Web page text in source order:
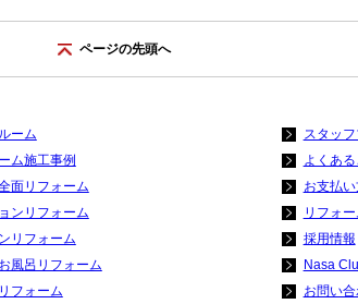
ページの先頭へ
ーム
ム施工事例
面リフォーム
ンリフォーム
リフォーム
風呂リフォーム
フォーム
スタッ
よくあ
お支払
リフォ
採用情報
Nasa
お問い